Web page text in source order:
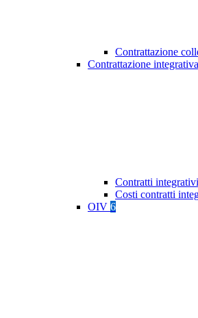
Contrattazione
Contrattazione integrativa
Contratti integrativi
Costi contratti
OIV 6